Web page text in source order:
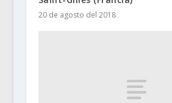
20 de agosto del 2018